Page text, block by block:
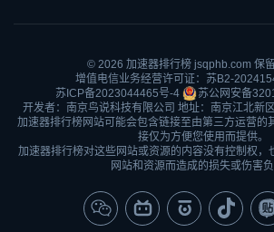
© 2026 加速器排行榜 jsqphb.com 保
增值电信业务经营许可证：苏B2-
苏ICP备2023044465号-4
苏公网安备
开发者：南京鸟说科技有限公司 地址：南京江北新
加速器排行榜网站可能会包含链接至由第三方运营的
接仅为方便您使用而提供。
加速器排行榜对这些网站或资源的内容没有控制权，
网站和资源而造成的损失或伤害负